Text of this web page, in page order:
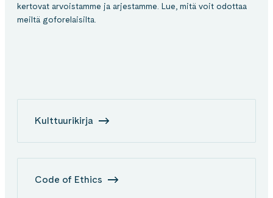
kertovat arvoistamme ja arjestamme. Lue, mitä voit odottaa
meiltä goforelaisilta.
Kulttuurikirja
Code of Ethics